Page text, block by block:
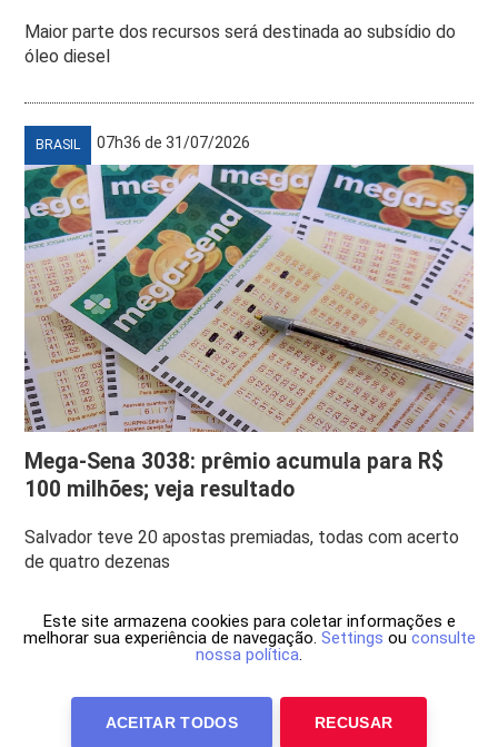
Maior parte dos recursos será destinada ao subsídio do
óleo diesel
BRASIL 07h36 de 31/07/2026
Mega-Sena 3038: prêmio acumula para R$
100 milhões; veja resultado
Salvador teve 20 apostas premiadas, todas com acerto
de quatro dezenas
Este site armazena cookies para coletar informações e
melhorar sua experiência de navegação. Settings ou consulte
nossa política.
ACEITAR TODOS RECUSAR